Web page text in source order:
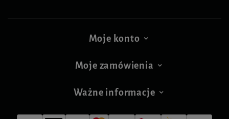
Moje konto
Moje zamówienia
Ważne informacje